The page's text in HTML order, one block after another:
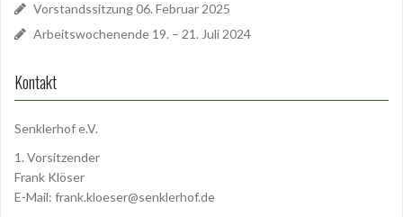
Vorstandssitzung 06. Februar 2025
Arbeitswochenende 19. – 21. Juli 2024
Kontakt
Senklerhof e.V.
1. Vorsitzender
Frank Klöser
E-Mail: frank.kloeser@senklerhof.de